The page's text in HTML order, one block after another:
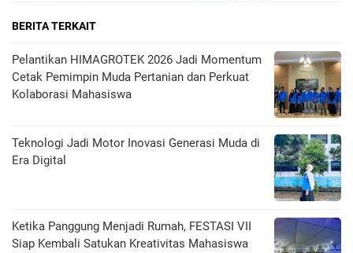
BERITA TERKAIT
Pelantikan HIMAGROTEK 2026 Jadi Momentum
Cetak Pemimpin Muda Pertanian dan Perkuat
Kolaborasi Mahasiswa
Teknologi Jadi Motor Inovasi Generasi Muda di
Era Digital
Ketika Panggung Menjadi Rumah, FESTASI VII
Siap Kembali Satukan Kreativitas Mahasiswa